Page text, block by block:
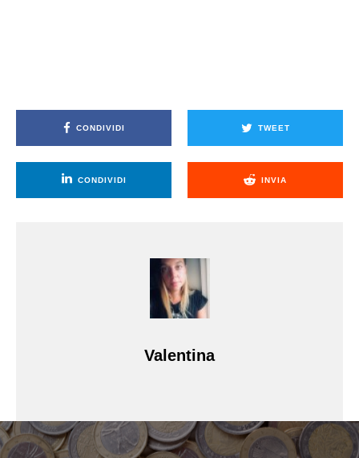
CONDIVIDI TWEET
CONDIVIDI INVIA
Valentina